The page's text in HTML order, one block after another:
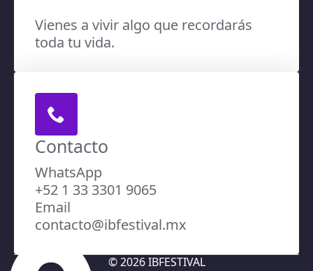
Vienes a vivir algo que recordarás
toda tu vida.
Contacto
WhatsApp
+52 1 33 3301 9065
Email
contacto@ibfestival.mx
© 2026 IBFESTIVAL